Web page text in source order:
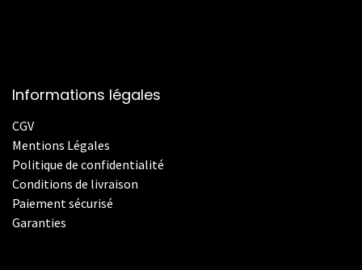
Informations légales
CGV
Mentions Légales
Politique de confidentialité
Conditions de livraison
Paiement sécurisé
Garanties